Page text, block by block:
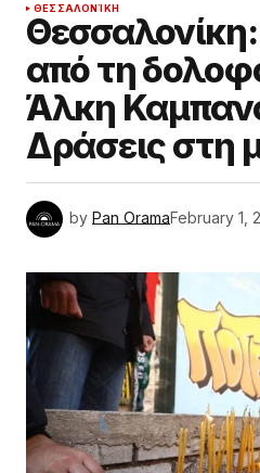
ΘΕΣΣΑΛΟΝΊΚΗ
Θεσσαλονίκη:
από τη
Άλκη
Δράσεις στη
by Pan OramaFebruary 1,